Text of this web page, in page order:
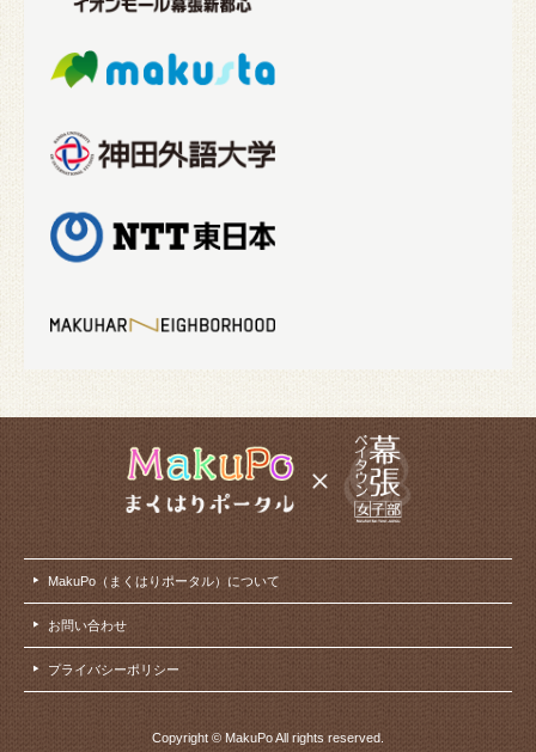
MakuPo（まくはりポータル）について
お問い合わせ
プライバシーポリシー
Copyright © MakuPo All rights reserved.